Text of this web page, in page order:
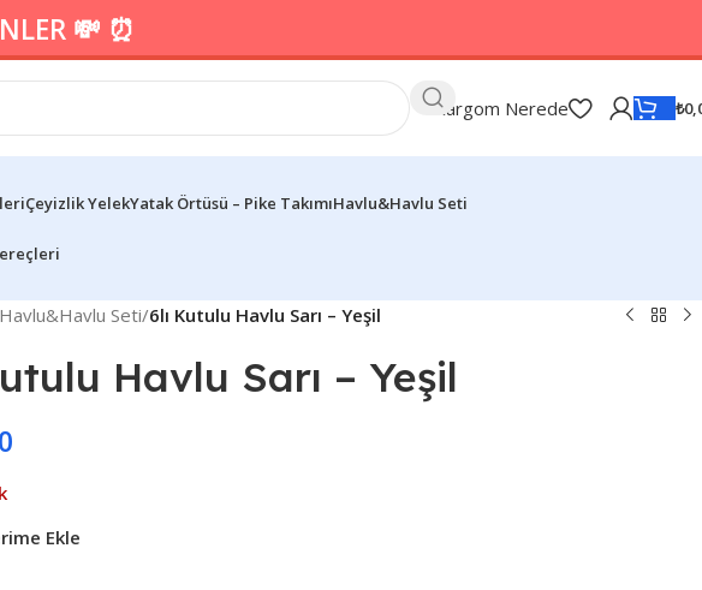
💸 ⏰
Kargom Nerede ₺
Çeyizlik YelekYatak Örtüsü – Pike TakımıHavlu&Havlu Seti
Havlu&Havlu Seti/6lı Kutulu Havlu Sarı – Yeşil
Havlu Sarı – Yeşil
Ekle